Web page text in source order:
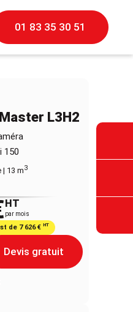
01 83 35 30 51
L3H2
150
| 13 m3
HT
par mois
de 7 626 € HT
Devis gratuit